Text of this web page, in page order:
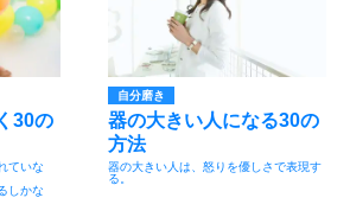
30の
ていな
しかな
自分磨き
器の大きい人になる30の
方法
器の大きい人は、怒りを優しさで表現す
る。